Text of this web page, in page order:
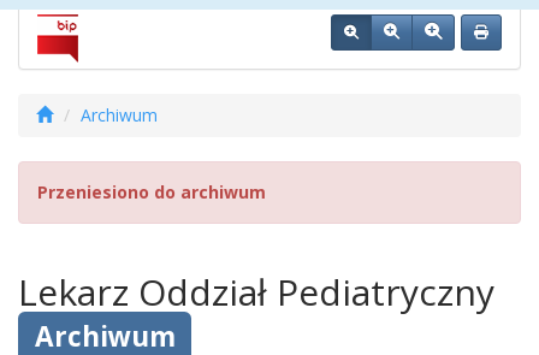
Archiwum
Przeniesiono do archiwum
Lekarz Oddział Pediatryczny
Archiwum